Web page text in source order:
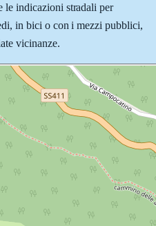
le indicazioni stradali per
in bici o con i mezzi pubblici,
vicinanze.